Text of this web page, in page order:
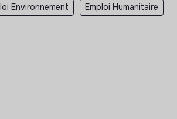
Environnement Emploi Humanitaire